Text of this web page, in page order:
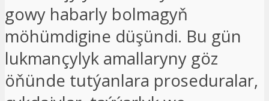
gowy habarly bolmagyň
möhümdigine düşündi. Bu gün
lukmançylyk amallaryny göz
öňünde tutýanlara proseduralar,